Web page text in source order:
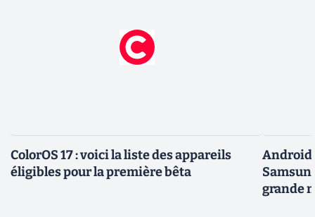
ColorOS 17 : voici la liste des appareils
éligibles pour la première bêta
Android
grande